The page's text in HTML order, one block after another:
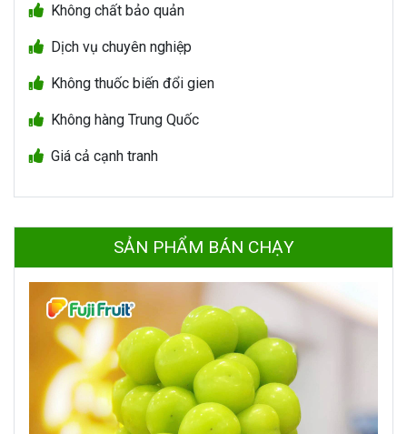
Không chất bảo quản
Dịch vụ chuyên nghiệp
Không thuốc biến đổi gien
Không hàng Trung Quốc
Giá cả cạnh tranh
SẢN PHẨM BÁN CHẠY